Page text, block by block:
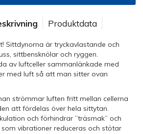
Produktdata
Sittdynorna är tryckavlastande och
sittbensknölar och ryggen.
av luftceller sammanlänkade med
med luft så att man sitter ovan
strömmar luften fritt mellan cellerna
att fördelas över hela sittytan.
och förhindrar ”träsmak” och
vibrationer reduceras och stötar